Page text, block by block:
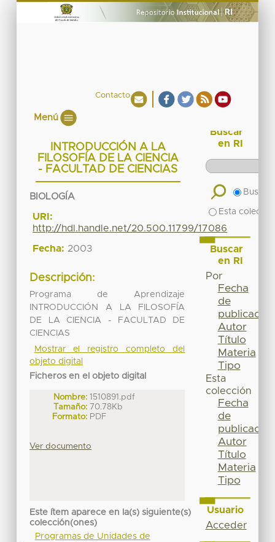
Contacto
Menú
INTRODUCCIÓN A LA
FILOSOFÍA DE LA CIENCIA
- FACULTAD DE CIENCIAS
BIOLOGÍA
URI:
http://hdl.handle.net/20.500.11799/17086
Fecha: 2003
Descripción:
Programa de Aprendizaje
INTRODUCCIÓN A LA FILOSOFÍA
DE LA CIENCIA - FACULTAD DE
CIENCIAS
Mostrar el registro completo del
objeto digital
Ficheros en el objeto digital
Nombre: 1510891.pdf
Tamaño: 70.78Kb
Formato: PDF
Ver documento
Este ítem aparece en la(s) siguiente(s)
colección(ones)
Programas de Unidades de
Buscar
en RI
Buscar
Esta
Buscar
en RI
Por
Fecha
de
publicación
Autor
Título
Materia
Tipo
Esta
colección
Fecha
de
publicación
Autor
Título
Materia
Tipo
Usuario
Acceder